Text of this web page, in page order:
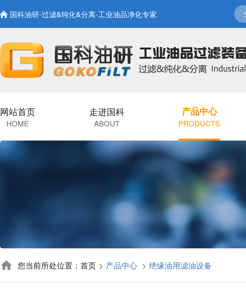
国科油研-过滤&纯化&分离-工业油品净化专家
网站首页
HOME
走进国科
ABOUT
产品中心
PRODUCTS
您当前所处位置：首页 产品中心 绝缘油用滤油设备